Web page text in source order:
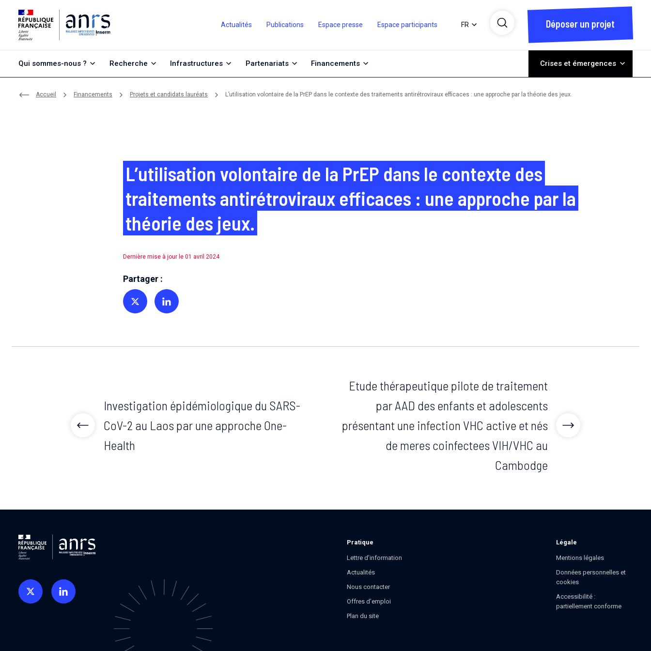
Actualités Publications Espace presse Espace participants FR Déposer un projet
Qui sommes-nous ? Recherche Infrastructures Partenariats Financements Crises et émergences
Accueil Financements Projets et candidats lauréats L’utilisation volontaire de la PrEP dans le contexte des traitements antirétroviraux efficaces : une approche par la théorie des jeux.
L’utilisation volontaire de la PrEP dans le contexte des
traitements antirétroviraux efficaces : une approche par la
théorie des jeux.
Dernière mise à jour le 01 avril 2024
Partager :
Partager sur TwitterPartager sur Linkedin
Investigation épidémiologique du SARS-
CoV-2 au Laos par une approche One-
Health
Etude thérapeutique pilote de traitement
par AAD des enfants et adolescents
présentant une infection VHC active et nés
de meres coinfectees VIH/VHC au
Cambodge
Pratique
Lettre d’information
Actualités
Nous contacter
Offres d’emploi
Plan du site
Légale
Mentions légales
Données personnelles et
cookies
Accessibilité :
partiellement conforme